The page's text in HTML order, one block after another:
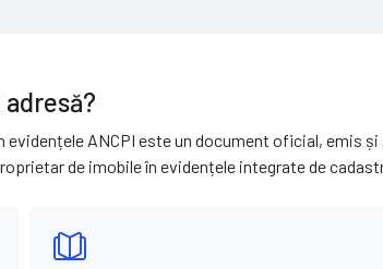
ANCPI este un document oficial, emis
de imobile în evidențele integrate de